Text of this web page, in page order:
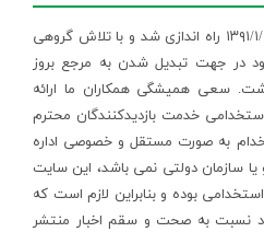
سایت ایران استخدام در تاریخ ۱۳۹۱/۱/۱۰ راه اندازی شد و با تلاش گروهی
در جهت تبدیل شدن به مرجع بروز
سعی همیشگی همکاران ما ارائه
خدمت بازدیدکنندگان محترم
به صورت مستقل و خصوصی اداره
سازمان دولتی نمی باشد، این سایت
بوده و بنابراین لازم است که
نسبت به صحت و سقم اخبار منتشر